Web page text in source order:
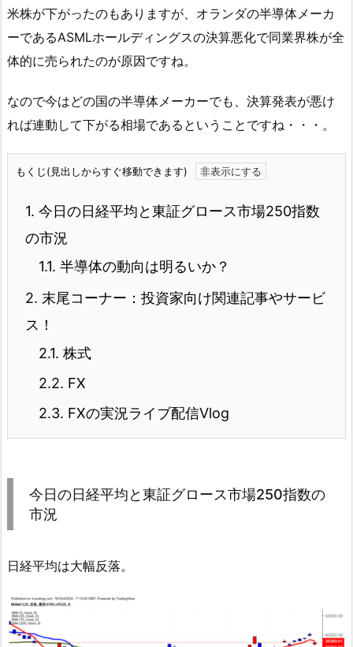
米株が下がったのもありますが、オランダの半導体メーカ
ーであるASMLホールディングスの決算悪化で同業界株が全
体的に売られたのが原因ですね。
なので今はどの国の半導体メーカーでも、決算発表が悪け
れば連動して下がる相場であるということですね・・・。
もくじ(見出しからすぐ移動できます)
1. 今日の日経平均と東証グロース市場250指数
の市況
1.1. 半導体の動向は明るいか？
2. 末尾コーナー：投資家向け関連記事やサービ
ス！
2.1. 株式
2.2. FX
2.3. FXの実況ライブ配信Vlog
今日の日経平均と東証グロース市場250指数の
市況
日経平均は大幅反落。